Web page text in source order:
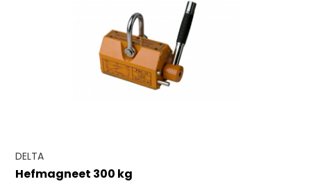
DELTA
Hefmagneet 300 kg